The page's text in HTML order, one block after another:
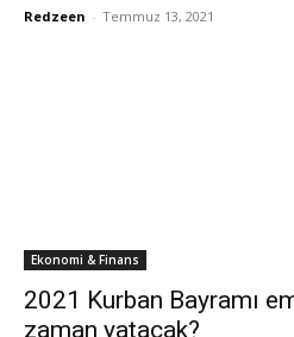
Redzeen - Temmuz 13, 2021
Ekonomi & Finans
2021 Kurban Bayramı
zaman yatacak?